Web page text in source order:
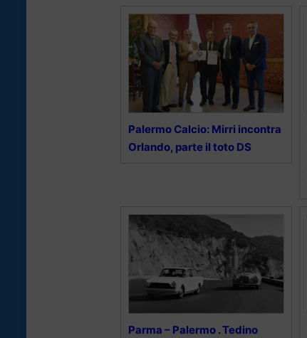
Palermo Calcio: Mirri incontra
Orlando, parte il toto DS
Parma – Palermo . Tedino